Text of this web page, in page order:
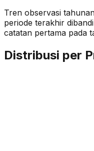
Tren observasi
periode terakhir
catatan pertama pada
Distribusi per